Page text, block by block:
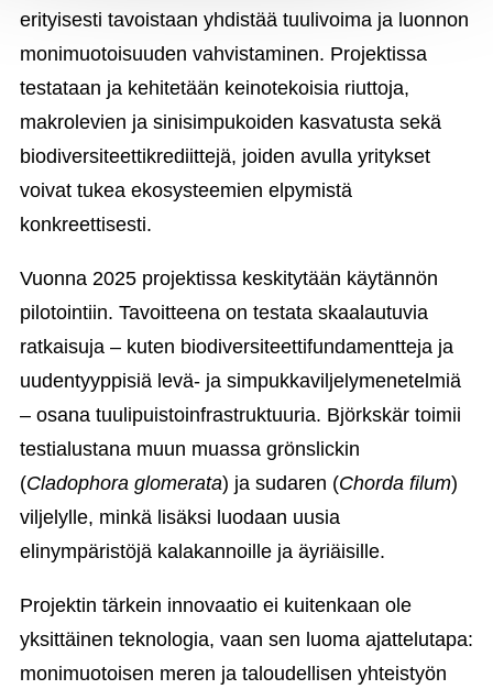
erityisesti tavoistaan yhdistää tuulivoima ja luonnon
monimuotoisuuden vahvistaminen. Projektissa
testataan ja kehitetään keinotekoisia riuttoja,
makrolevien ja sinisimpukoiden kasvatusta sekä
biodiversiteettikrediittejä, joiden avulla yritykset
voivat tukea ekosysteemien elpymistä
konkreettisesti.
Vuonna 2025 projektissa keskitytään käytännön
pilotointiin. Tavoitteena on testata skaalautuvia
ratkaisuja – kuten biodiversiteettifundamentteja ja
uudentyyppisiä levä- ja simpukkaviljelymenetelmiä
– osana tuulipuistoinfrastruktuuria. Björkskär toimii
testialustana muun muassa grönslickin
(Cladophora glomerata) ja sudaren (Chorda filum)
viljelylle, minkä lisäksi luodaan uusia
elinympäristöjä kalakannoille ja äyriäisille.
Projektin tärkein innovaatio ei kuitenkaan ole
yksittäinen teknologia, vaan sen luoma ajattelutapa:
monimuotoisen meren ja taloudellisen yhteistyön